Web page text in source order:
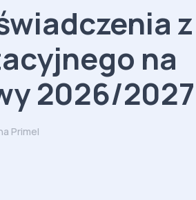
z
na
2026/2027
Primel